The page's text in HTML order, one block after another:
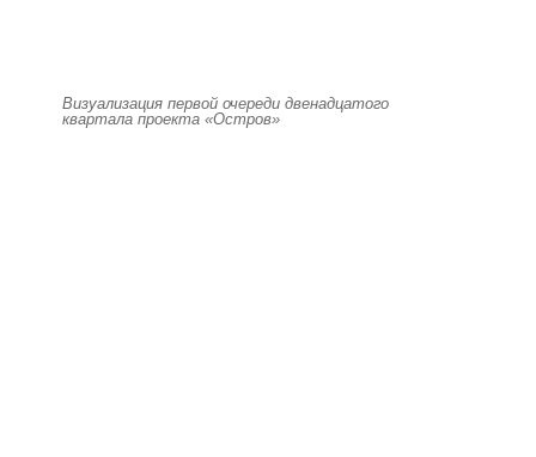
Визуализация первой очереди двенадцатого
квартала проекта «Остров»